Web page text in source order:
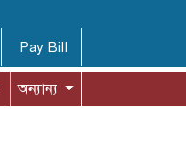
Pay Bill
অন্যান্য